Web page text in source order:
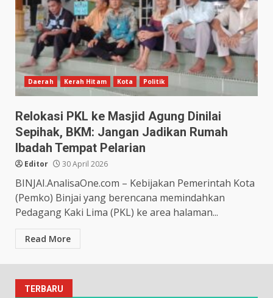
Daerah Kerah Hitam Kota Politik
Relokasi PKL ke Masjid Agung Dinilai
Sepihak, BKM: Jangan Jadikan Rumah
Ibadah Tempat Pelarian
Editor 30 April 2026
BINJAI.AnalisaOne.com – Kebijakan Pemerintah Kota
(Pemko) Binjai yang berencana memindahkan
Pedagang Kaki Lima (PKL) ke area halaman...
Read More
TERBARU